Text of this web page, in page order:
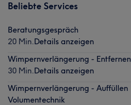
Beliebte Services
Beratungsgespräch
20 Min.Details anzeigen
Wimpernverlängerung - Entfernen
30 Min.Details anzeigen
Wimpernverlängerung - Auffüllen
Volumentechnik